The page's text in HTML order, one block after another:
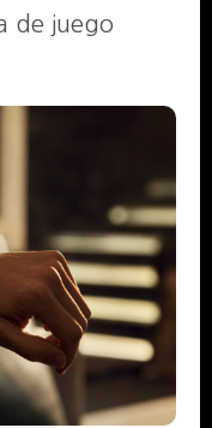
de juego